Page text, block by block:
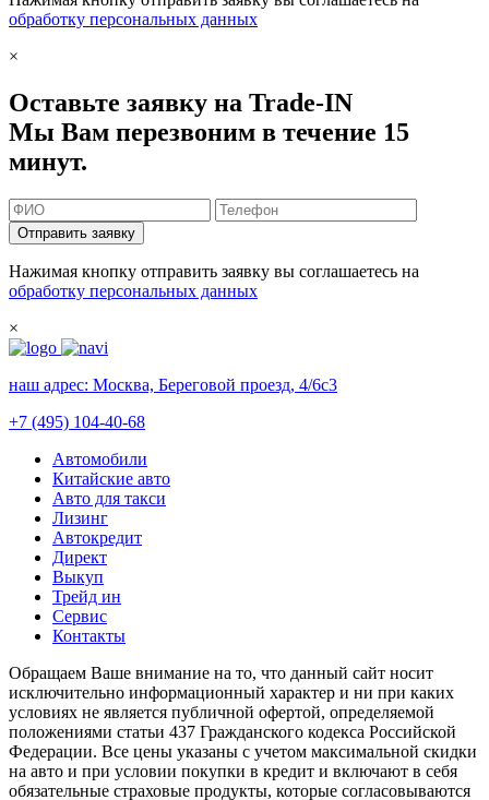
обработку персональных данных
×
Оставьте заявку на Trade-IN
Мы Вам перезвоним в течение 15
минут.
Отправить заявку
Нажимая кнопку отправить заявку вы соглашаетесь на
обработку персональных данных
×
наш адрес: Москва, Береговой проезд, 4/6с3
+7 (495) 104-40-68
Автомобили
Китайские авто
Авто для такси
Лизинг
Автокредит
Директ
Выкуп
Трейд ин
Сервис
Контакты
Обращаем Ваше внимание на то, что данный сайт носит
исключительно информационный характер и ни при каких
условиях не является публичной офертой, определяемой
положениями статьи 437 Гражданского кодекса Российской
Федерации. Все цены указаны с учетом максимальной скидки
на авто и при условии покупки в кредит и включают в себя
обязательные страховые продукты, которые согласовываются